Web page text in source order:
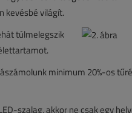
kevésbé világít.
túlmelegszik
minimum 20%-os
szalag, akkor ne csak egy